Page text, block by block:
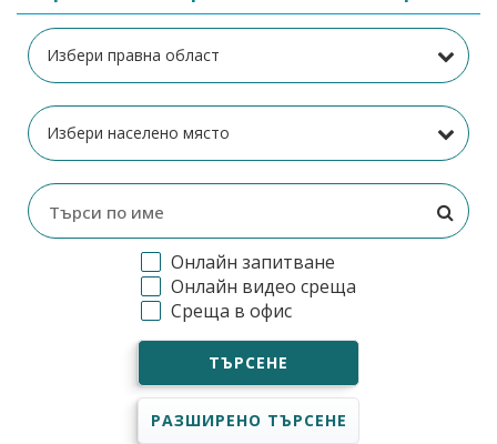
Онлайн запитване
Онлайн видео среща
Среща в офис
ТЪРСЕНЕ
РАЗШИРЕНО ТЪРСЕНЕ